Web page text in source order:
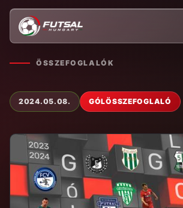
ÖSSZEFOGLALÓK
2024.05.08. GÓLÖSSZEFOGLALÓ